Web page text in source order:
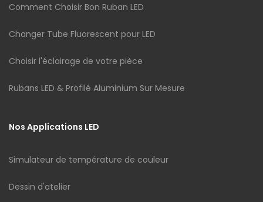
Comment Choisir Bon Ruban LED
Changer Tube Fluorescent pour LED
Choisir l'éclairage de votre pièce
Rubans LED & Profilé Aluminium Sur Mesure
Nos Applications LED
Simulateur de température de couleur
Dessin d'atelier